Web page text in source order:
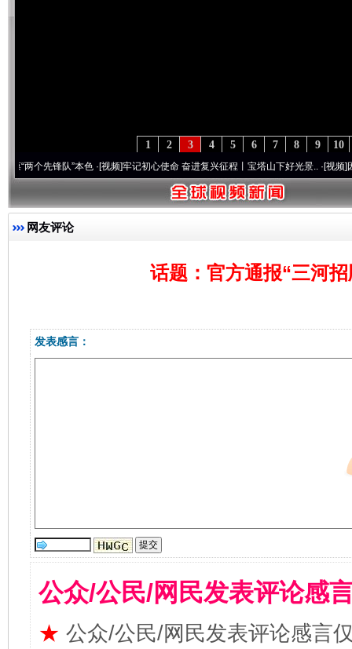
10
9
8
7
6
5
4
3
2
1
先锋队”本色·[视频]牢记初心使命 奋进复兴征程丨宝塔山下好光景..·[视频]因党而
网友评论
话题：官方通报“三河
发表感言：
公众/公民/网民发表评论感
★ 公众/公民/网民发表评论感言